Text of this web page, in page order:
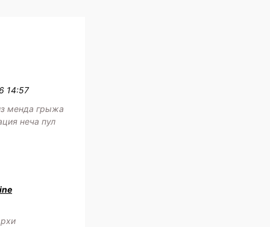
14:57
менда грыжа
неча пул